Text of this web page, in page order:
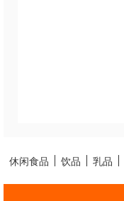
休闲食品 饮品 乳品